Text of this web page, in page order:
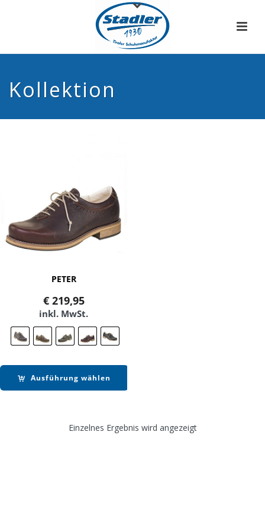
Kollektion
PETER
€219,95
inkl. MwSt.
Ausführung wählen
Einzelnes Ergebnis wird angezeigt